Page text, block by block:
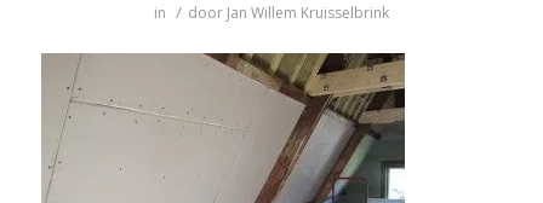
in / door Jan Willem Kruisselbrink